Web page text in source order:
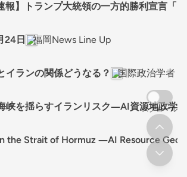
報】トランプ大統領の一方的勝利宣言「
24日 福岡News Line Up
イランの関係どうなる？ 国際政治学者
峡を揺らすイランリスク―AI資源地政学
the Strait of Hormuz ―AI Resource
スクロール